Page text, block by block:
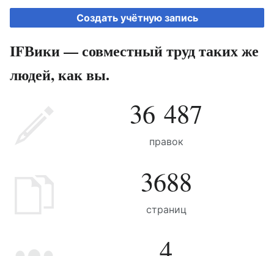
Создать учётную запись
IFВики — совместный труд таких же
людей, как вы.
36 487
правок
3688
страниц